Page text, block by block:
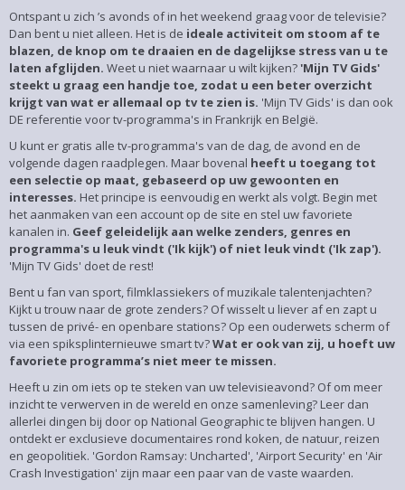
Ontspant u zich ’s avonds of in het weekend graag voor de televisie?
Dan bent u niet alleen. Het is de ideale activiteit om stoom af te
blazen, de knop om te draaien en de dagelijkse stress van u te
laten afglijden. Weet u niet waarnaar u wilt kijken? 'Mijn TV Gids'
steekt u graag een handje toe, zodat u een beter overzicht
krijgt van wat er allemaal op tv te zien is. 'Mijn TV Gids' is dan ook
DE referentie voor tv-programma's in Frankrijk en België.
U kunt er gratis alle tv-programma's van de dag, de avond en de
volgende dagen raadplegen. Maar bovenal heeft u toegang tot
een selectie op maat, gebaseerd op uw gewoonten en
interesses. Het principe is eenvoudig en werkt als volgt. Begin met
het aanmaken van een account op de site en stel uw favoriete
kanalen in. Geef geleidelijk aan welke zenders, genres en
programma's u leuk vindt ('Ik kijk') of niet leuk vindt ('Ik zap').
'Mijn TV Gids' doet de rest!
Bent u fan van sport, filmklassiekers of muzikale talentenjachten?
Kijkt u trouw naar de grote zenders? Of wisselt u liever af en zapt u
tussen de privé- en openbare stations? Op een ouderwets scherm of
via een spiksplinternieuwe smart tv?Wat er ook van zij, u hoeft uw
favoriete programma’s niet meer te missen.
Heeft u zin om iets op te steken van uw televisieavond? Of om meer
inzicht te verwerven in de wereld en onze samenleving? Leer dan
allerlei dingen bij door op National Geographic te blijven hangen. U
ontdekt er exclusieve documentaires rond koken, de natuur, reizen
en geopolitiek. 'Gordon Ramsay: Uncharted', 'Airport Security' en 'Air
Crash Investigation' zijn maar een paar van de vaste waarden.